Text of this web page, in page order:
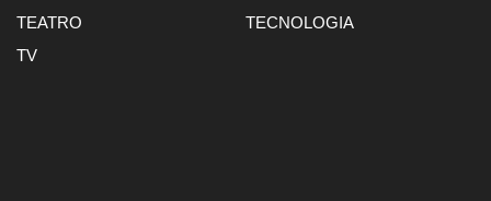
TEATRO
TECNOLOGIA
TV